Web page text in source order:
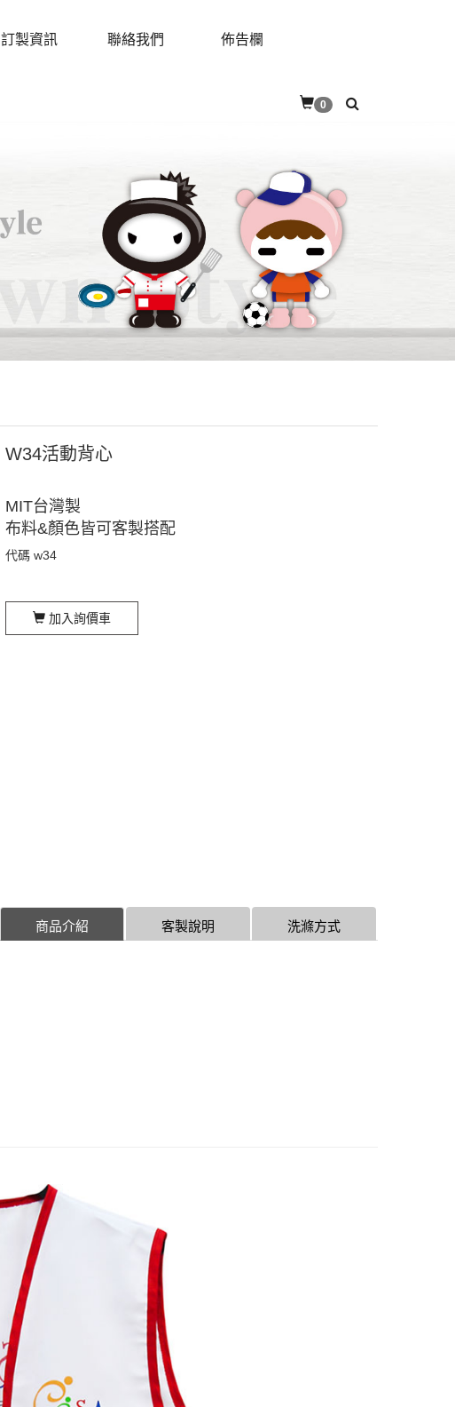
訂製資訊 聯絡我們 佈告欄
0
W34活動背心
MIT台灣製
布料&顏色皆可客製搭配
代碼 w34
加入詢價車
洗滌方式
客製說明
商品介紹